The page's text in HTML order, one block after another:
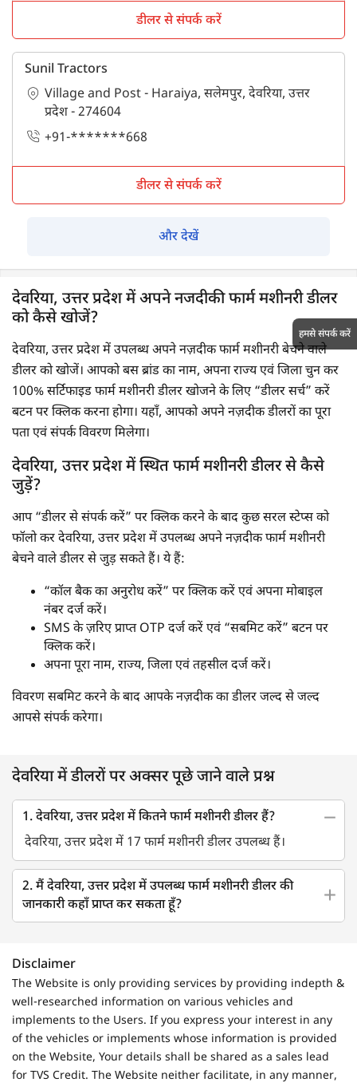
डीलर से संपर्क करें
Sunil Tractors
Village and Post - Haraiya, सलेमपुर, देवरिया, उत्तर
प्रदेश - 274604
+91-*******668
डीलर से संपर्क करें
और देखें
देवरिया, उत्तर प्रदेश में अपने नजदीकी फार्म मशीनरी डीलर
को कैसे खोजें?
देवरिया, उत्तर प्रदेश में उपलब्ध अपने नज़दीक फार्म मशीनरी बेचने वाले
डीलर को खोजें। आपको बस ब्रांड का नाम, अपना राज्य एवं जिला चुन कर
100% सर्टिफाइड फार्म मशीनरी डीलर खोजने के लिए “डीलर सर्च” करें
बटन पर क्लिक करना होगा। यहाँ, आपको अपने नज़दीक डीलरों का पूरा
पता एवं संपर्क विवरण मिलेगा।
देवरिया, उत्तर प्रदेश में स्थित फार्म मशीनरी डीलर से कैसे
जुड़ें?
आप “डीलर से संपर्क करें” पर क्लिक करने के बाद कुछ सरल स्टेप्स को
फॉलो कर देवरिया, उत्तर प्रदेश में उपलब्ध अपने नज़दीक फार्म मशीनरी
बेचने वाले डीलर से जुड़ सकते हैं। ये हैं:
“कॉल बैक का अनुरोध करें” पर क्लिक करें एवं अपना मोबाइल
नंबर दर्ज करें।
SMS के ज़रिए प्राप्त OTP दर्ज करें एवं “सबमिट करें” बटन पर
क्लिक करें।
अपना पूरा नाम, राज्य, जिला एवं तहसील दर्ज करें।
विवरण सबमिट करने के बाद आपके नज़दीक का डीलर जल्द से जल्द
आपसे संपर्क करेगा।
देवरिया में डीलरों पर अक्सर पूछे जाने वाले प्रश्न
1. देवरिया, उत्तर प्रदेश में कितने फार्म मशीनरी डीलर हैं?
देवरिया, उत्तर प्रदेश में 17 फार्म मशीनरी डीलर उपलब्ध हैं।
2. मैं देवरिया, उत्तर प्रदेश में उपलब्ध फार्म मशीनरी डीलर की
जानकारी कहाँ प्राप्त कर सकता हूँ?
Disclaimer
The Website is only providing services by providing indepth &
well-researched information on various vehicles and
implements to the Users. If you express your interest in any
of the vehicles or implements whose information is provided
on the Website, Your details shall be shared as a sales lead
for TVS Credit. The Website neither facilitate, in any manner,
हमसे संपर्क करें